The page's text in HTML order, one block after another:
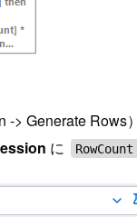
> Generate Rows
に